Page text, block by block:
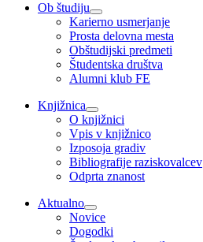
Ob študiju
Karierno usmerjanje
Prosta delovna mesta
Obštudijski predmeti
Študentska društva
Alumni klub FE
Knjižnica
O knjižnici
Vpis v knjižnico
Izposoja gradiv
Bibliografije raziskovalcev
Odprta znanost
Aktualno
Novice
Dogodki